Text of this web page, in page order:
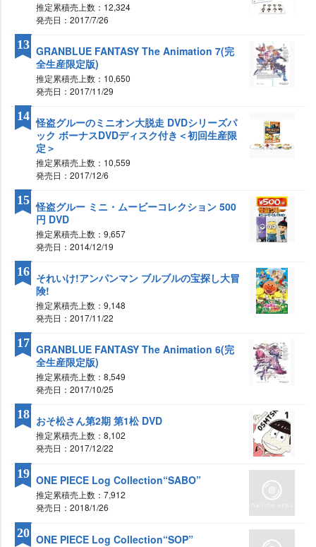
推定累積売上数：12,324
発売日：2017/7/26
GRANBLUE FANTASY The Animation 7(完
全生産限定版)
推定累積売上数：10,650
発売日：2017/11/29
13
怪盗グルーのミニオン大脱走 DVDシリーズパ
ック ボーナスDVDディスク付き＜初回生産限
定＞
推定累積売上数：10,559
発売日：2017/12/6
14
怪盗グルー ミニ・ムービーコレクション 500
円 DVD
推定累積売上数：9,657
発売日：2014/12/19
15
それいけ!アンパンマン ブルブルの宝探し大冒
険!
推定累積売上数：9,148
発売日：2017/11/22
16
GRANBLUE FANTASY The Animation 6(完
全生産限定版)
推定累積売上数：8,549
発売日：2017/10/25
17
おそ松さん第2期 第1松 DVD
推定累積売上数：8,102
発売日：2017/12/22
18
ONE PIECE Log Collection“SABO”
推定累積売上数：7,912
発売日：2018/1/26
19
ONE PIECE Log Collection“SOP”
20